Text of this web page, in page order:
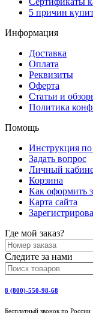
5 причин
Информация
Доставка
Оплата
Реквизиты
Оферта
Статьи и
Политика
Помощь
Инструкция по
Задать вопрос
Личный
Корзина
Как оформить
Карта сайта
Где мой заказ?
Следите за нами
8 (800)-550-98-68
Бесплатный звонок по России